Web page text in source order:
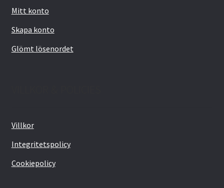
Mitt konto
Skapa konto
Glömt lösenordet
Villkor
Integritetspolicy
Cookiepolicy